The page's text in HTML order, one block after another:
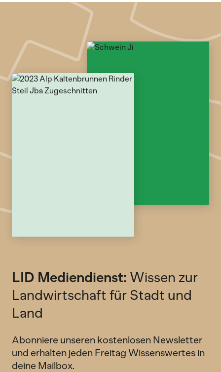
LID Mediendienst: Wissen zur
Landwirtschaft für Stadt und
Land
Abonniere unseren kostenlosen Newsletter
und erhalten jeden Freitag Wissenswertes in
deine Mailbox.